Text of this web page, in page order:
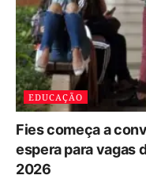
EDUCAÇÃO
Fies começa a
espera para vagas
2026